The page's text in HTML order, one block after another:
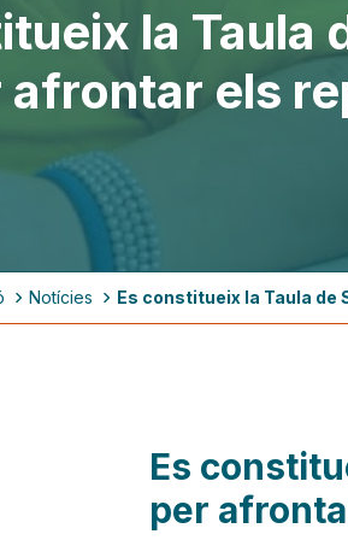
la Taula
afrontar els
Notícies Es constitueix la Taula
Es
per